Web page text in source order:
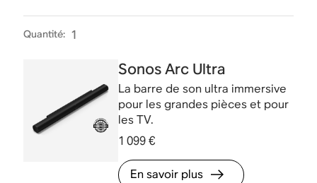
Quantité: 1
Sonos Arc Ultra
La barre de son ultra immersive
pour les grandes pièces et pour
les TV.
1 099 €
En savoir plus